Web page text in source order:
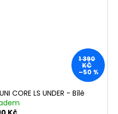
1 390
KČ
–50 %
CORE LS UNDER - Bílé